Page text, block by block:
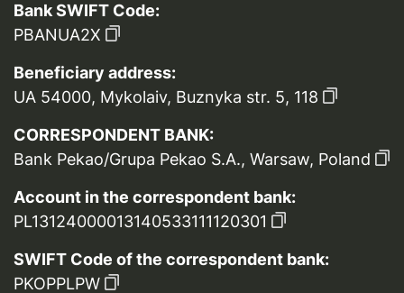
Bank SWIFT Code:
PBANUA2X
Beneficiary address:
UA 54000, Mykolaiv, Buznyka str. 5, 118
CORRESPONDENT BANK:
Bank Pekao/Grupa Pekao S.A., Warsaw, Poland
Account in the correspondent bank:
PL13124000013140533111120301
SWIFT Code of the correspondent bank:
PKOPPLPW